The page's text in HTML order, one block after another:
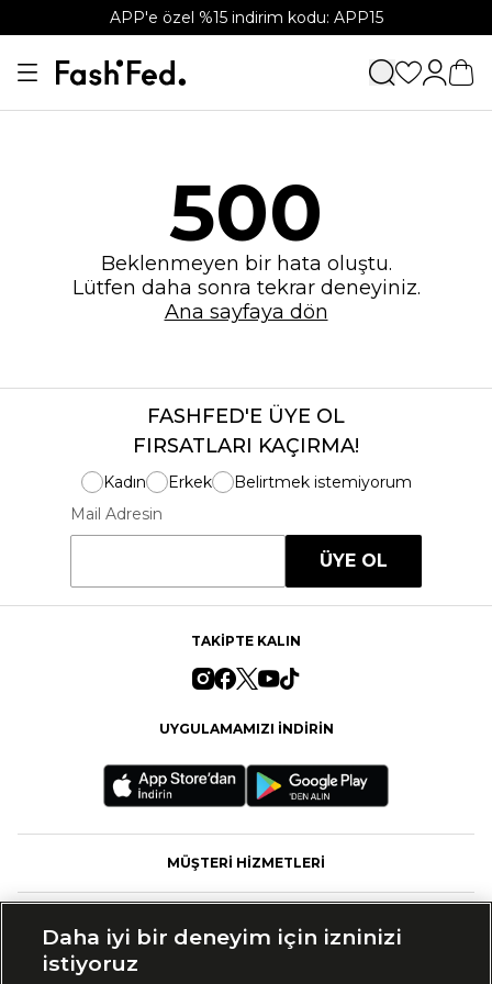
APP'e özel %15 indirim kodu: APP15
500
Beklenmeyen bir hata oluştu.
Lütfen daha sonra tekrar deneyiniz.
Ana sayfaya dön
FASHFED'E ÜYE OL
FIRSATLARI KAÇIRMA!
Kadın Erkek
Belirtmek istemiyorum
Mail Adresin
ÜYE OL
TAKİPTE KALIN
UYGULAMAMIZI İNDİRİN
MÜŞTERİ HİZMETLERİ
Daha iyi bir deneyim için izninizi
istiyoruz